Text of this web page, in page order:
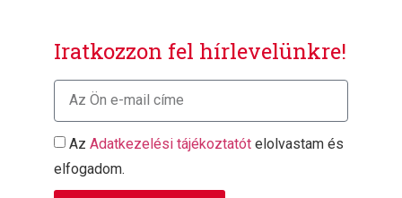
Iratkozzon fel hírlevelünkre!
Az Adatkezelési tájékoztatót elolvastam és
elfogadom.